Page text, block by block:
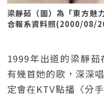
梁靜茹（圖）為「東方魅
合報系資料照(2000/08/
1999年出道的梁靜
有幾首她的歌，深深
定會在KTV點播〈分